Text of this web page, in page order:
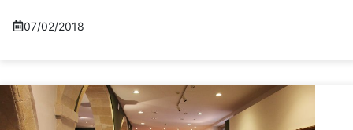
07/02/2018